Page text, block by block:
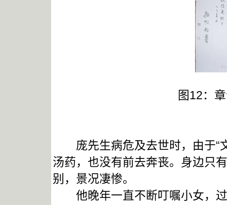
图12：
庞先生病危及去世时，由于“
汤药，也没有前去奔丧。身边只
别，景况凄惨。
他晚年一直不断叮嘱小女，过